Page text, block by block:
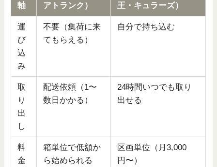
軸
アトランク）
王・キュラーズ）
運
び
込
み
不要（集荷に来
てもらえる）
自分で持ち込む
取
り
出
し
配送依頼（1〜
数日かかる）
24時間いつでも取り
出せる
料
金
箱単位で低額か
ら始められる
区画単位（月3,000
円〜）